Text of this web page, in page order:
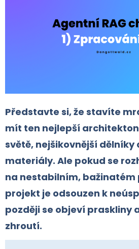
Představte si, že stavíte
mít ten nejlepší
světě, nejšikovnější dělníky
materiály. Ale pokud se
na nestabilním, bažinatém
projekt je odsouzen k
později se objeví praskliny
zhroutí.